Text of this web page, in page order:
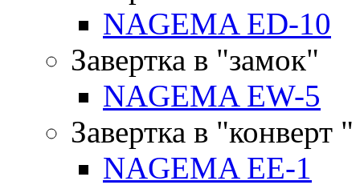
NAGEMA ED-10
Завертка в "замок"
NAGEMA EW-5
Завертка в "конверт "
NAGEMA EE-1